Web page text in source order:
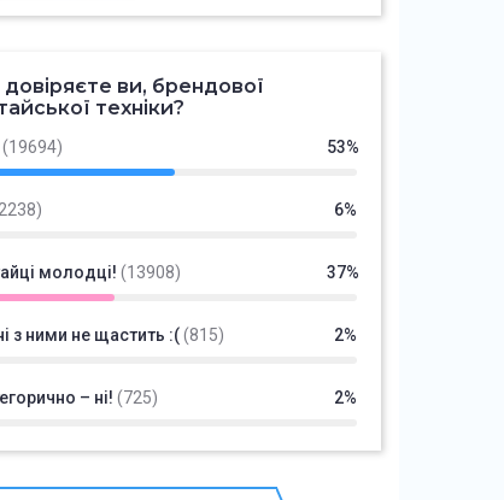
ви, брендової
техніки?
(19694) 53%
6%
молодці! (13908) 37%
з ними не щастить :((815) 2%
– ні! (725) 2%